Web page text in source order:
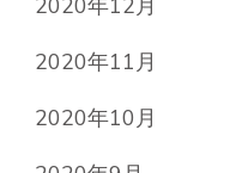
2020年12月
2020年11月
2020年10月